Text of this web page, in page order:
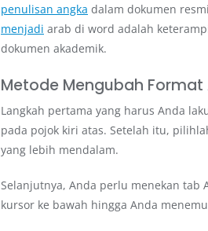
penulisan angka dalam dokumen
menjadi arab di word adalah
dokumen akademik.
Metode Mengubah Format
Langkah pertama yang harus Anda
pada pojok kiri atas. Setelah itu,
yang lebih mendalam.
Selanjutnya, Anda perlu menekan tab
kursor ke bawah hingga Anda